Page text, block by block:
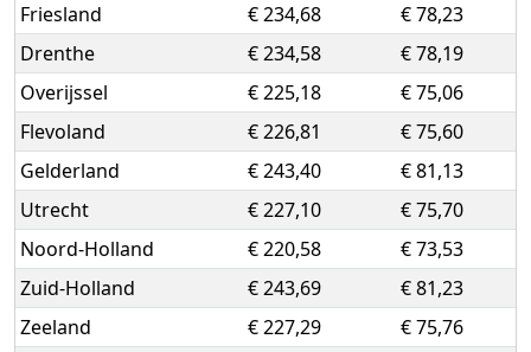
Friesland
€ 234,68
€ 78,23
Drenthe
€ 234,58
€ 78,19
Overijssel
€ 225,18
€ 75,06
Flevoland
€ 226,81
€ 75,60
Gelderland
€ 243,40
€ 81,13
Utrecht
€ 227,10
€ 75,70
Noord-Holland
€ 220,58
€ 73,53
Zuid-Holland
€ 243,69
€ 81,23
Zeeland
€ 227,29
€ 75,76